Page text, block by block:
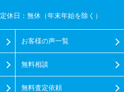
定休日：無休（年末年始を除く）
お客様の声一覧
無料相談
無料査定依頼